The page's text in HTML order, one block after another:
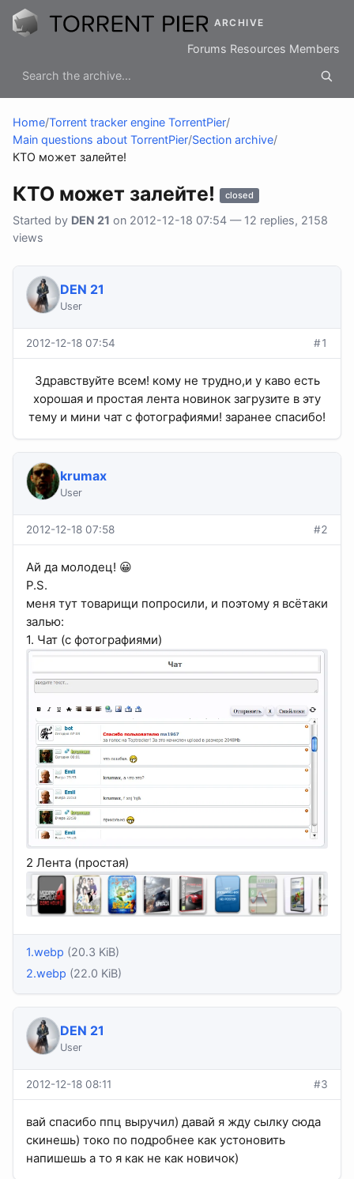
ARCHIVE
Forums Resources Members
Home/Torrent tracker engine TorrentPier/
Main questions about TorrentPier/Section archive/
КТО может залейте!
КТО может залейте! closed
Started by DEN 21 on 2012-12-18 07:54 — 12 replies, 2158
views
DEN 21
User
2012-12-18 07:54 #1
Здравствуйте всем! кому не трудно,и у каво есть
хорошая и простая лента новинок загрузите в эту
тему и мини чат с фотографиями! заранее спасибо!​
krumax
User
2012-12-18 07:58 #2
Ай да молодец! 😀
P.S.
меня тут товарищи попросили, и поэтому я всётаки
залью:
1. Чат (с фотографиями)
2 Лента (простая)
1.webp (20.3 KiB)
2.webp (22.0 KiB)
DEN 21
User
2012-12-18 08:11 #3
вай спасибо ппц выручил) давай я жду сылку сюда
скинешь) токо по подробнее как устоновить
напишешь а то я как не как новичок)